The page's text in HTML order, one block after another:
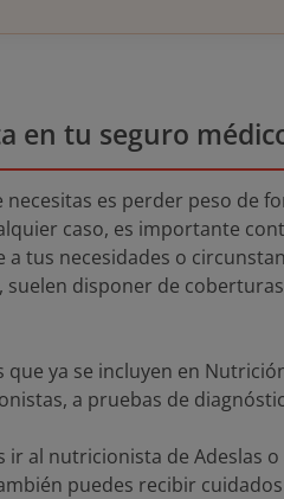
en tu seguro
es perder peso de
caso, es importante
a tus necesidades o
suelen disponer de
que ya se incluyen en
a pruebas de
ir al nutricionista de Adeslas
puedes recibir